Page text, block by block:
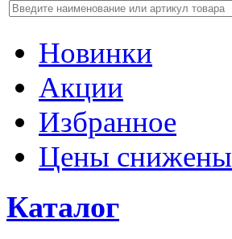
Новинки
Акции
Избранное
Цены снижены
Каталог